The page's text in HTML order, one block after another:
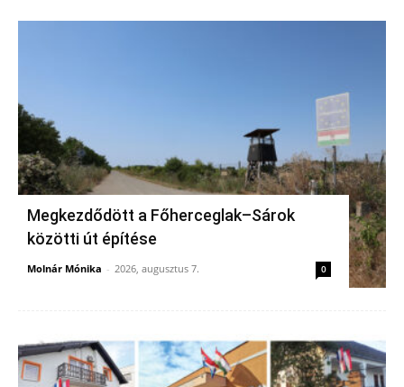
Megkezdődött a Főherceglak–Sárok
közötti út építése
Molnár Mónika - 2026, augusztus 7. 0